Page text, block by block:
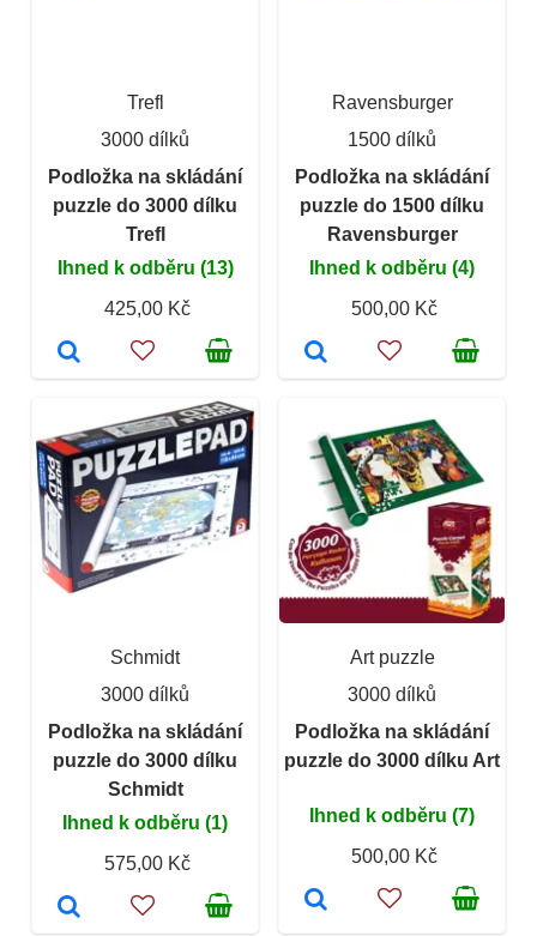
Trefl
3000 dílků
Podložka na skládání
puzzle do 3000 dílku
Trefl
Ihned k odběru (13)
425,00 Kč
Ravensburger
1500 dílků
Podložka na skládání
puzzle do 1500 dílku
Ravensburger
Ihned k odběru (4)
500,00 Kč
Schmidt
3000 dílků
Podložka na skládání
puzzle do 3000 dílku
Schmidt
Ihned k odběru (1)
575,00 Kč
Art puzzle
3000 dílků
Podložka na skládání
puzzle do 3000 dílku Art
Ihned k odběru (7)
500,00 Kč